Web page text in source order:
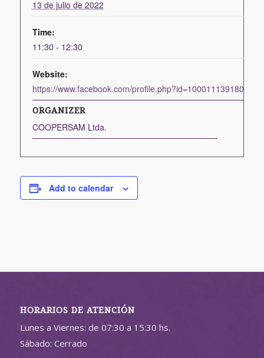
13 de julio de 2022
Time:
11:30 - 12:30
Website:
https://www.facebook.com/profile.php?id=100011139180370
ORGANIZER
COOPERSAM Ltda.
Add to calendar
HORARIOS DE ATENCIÓN
Lunes a Viernes: de 07:30 a 15:30 hs.
Sábado: Cerrado